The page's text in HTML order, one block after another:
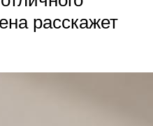
расскажет